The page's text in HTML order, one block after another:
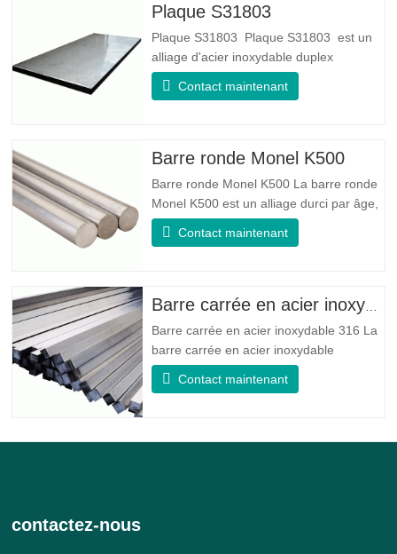
adaptée à la fabrication de ressorts
Plaque S31803
Plaque S31803 Plaque S31803 est un
alliage d'acier inoxydable duplex
standard de qualité duplex. Il a la
microstructure d'un rapport
stabilité mécanique fiable, de ductilité et
Contact maintenant
Barre ronde Monel K500
Barre ronde Monel K500 La barre ronde
Monel K500 est un alliage durci par âge,
dont la composition de base se compose
d'éléments comme le nickel et le cuivre.
la résistance à la fatigue et la résistance
Contact maintenant
Barre carrée en acier inoxydable 316
Barre carrée en acier inoxydable 316 La
barre carrée en acier inoxydable
316/316L est une barre en alliage d'acier
inoxydable 316/316L de forme carrée.
Contact maintenant
contactez-nous